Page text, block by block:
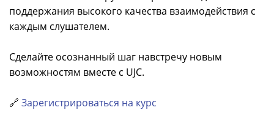
поддержания высокого качества взаимодействия с
каждым слушателем.
Сделайте осознанный шаг навстречу новым
возможностям вместе с UJC.
🔗 Зарегистрироваться на курс